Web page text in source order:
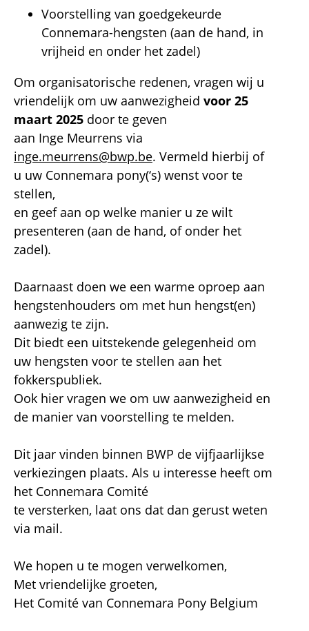
Voorstelling van goedgekeurde
Connemara-hengsten (aan de hand, in
vrijheid en onder het zadel)
Om organisatorische redenen, vragen wij u
vriendelijk om uw aanwezigheid voor 25
maart 2025 door te geven
aan Inge Meurrens via
inge.meurrens@bwp.be. Vermeld hierbij of
u uw Connemara pony(‘s) wenst voor te
stellen,
en geef aan op welke manier u ze wilt
presenteren (aan de hand, of onder het
zadel).
Daarnaast doen we een warme oproep aan
hengstenhouders om met hun hengst(en)
aanwezig te zijn.
Dit biedt een uitstekende gelegenheid om
uw hengsten voor te stellen aan het
fokkerspubliek.
Ook hier vragen we om uw aanwezigheid en
de manier van voorstelling te melden.
Dit jaar vinden binnen BWP de vijfjaarlijkse
verkiezingen plaats. Als u interesse heeft om
het Connemara Comité
te versterken, laat ons dat dan gerust weten
via mail.
We hopen u te mogen verwelkomen,
Met vriendelijke groeten,
Het Comité van Connemara Pony Belgium